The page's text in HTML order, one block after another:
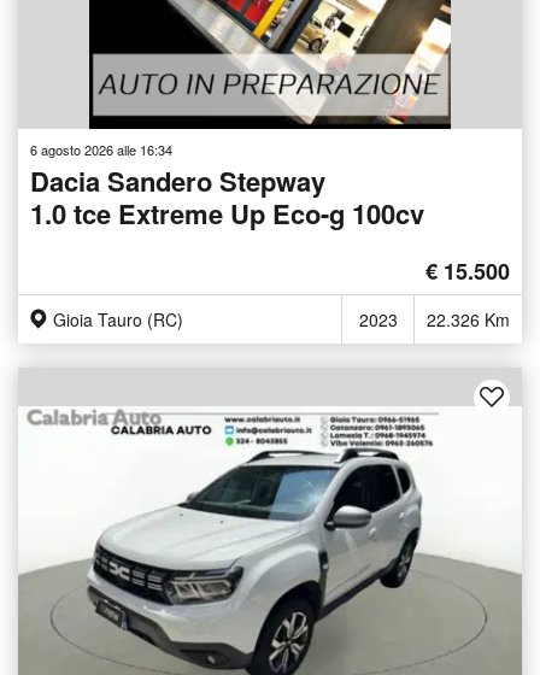
6 agosto 2026 alle 16:34
Dacia Sandero Stepway
1.0 tce Extreme Up Eco-g 100cv
€ 15.500
Gioia Tauro (RC) 2023 22.326 Km